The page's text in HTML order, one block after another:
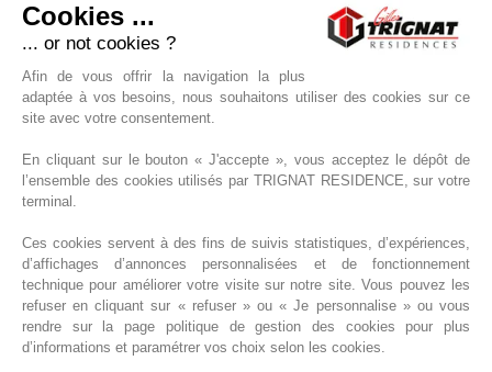
11 Rue de la Voie Lactée
69370 Saint-Didier-au-Mont-d'Or
04 58 27 01 25
RECRUTEMENT
Cookies ...
... or not cookies ?
Afin de vous offrir la navigation la plus
adaptée à vos besoins, nous souhaitons utiliser des cookies sur ce
site avec votre consentement.
En cliquant sur le bouton « J'accepte », vous acceptez le dépôt de
l’ensemble des cookies utilisés par TRIGNAT RESIDENCE, sur votre
terminal.
Ces cookies servent à des fins de suivis statistiques, d’expériences,
d’affichages d’annonces personnalisées et de fonctionnement
technique pour améliorer votre visite sur notre site. Vous pouvez les
refuser en cliquant sur « refuser » ou « Je personnalise » ou vous
rendre sur la page politique de gestion des cookies pour plus
d’informations et paramétrer vos choix selon les cookies.